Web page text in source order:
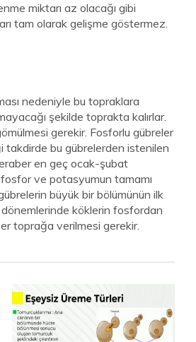
miktarı az olacağı gibi
tam olarak gelişme göstermez.
nedeniyle bu topraklara
şekilde toprakta kalırlar.
gerekir. Fosforlu gübreler
takdirde bu gübrelerden istenilen
en geç ocak-şubat
fosfor ve potasyumun tamamı
büyük bir bölümünün ilk
köklerin fosfordan
toprağa verilmesi gerekir.